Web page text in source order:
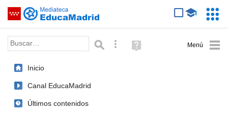
Saltar navegación
Palabra o frase: Búsqueda avanzada
Ayuda
(en
Inicio
Canal EducaMadrid
Últimos contenidos